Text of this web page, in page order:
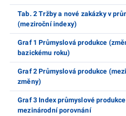
Tab. 2 Tržby a nové zakázky v
(meziroční indexy)
Graf 1 Průmyslová produkce
bazickému roku)
Graf 2 Průmyslová produkce
změny)
Graf 3 Index průmyslové
mezinárodní porovnání